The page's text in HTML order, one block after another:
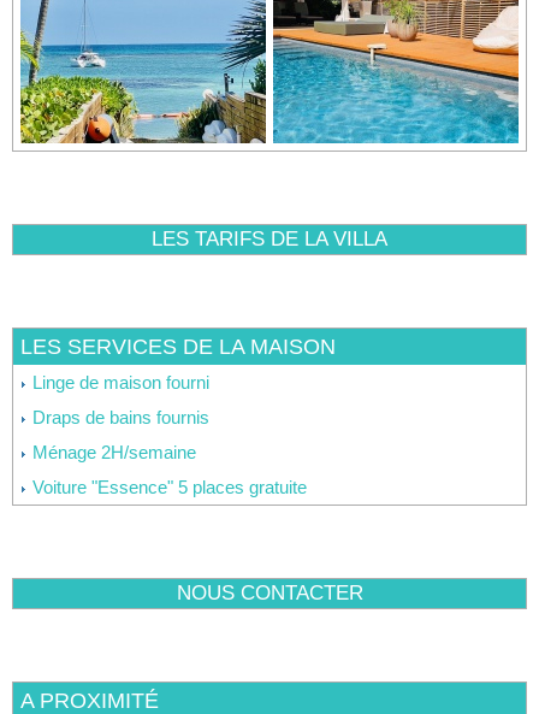
LES TARIFS DE LA VILLA
LES SERVICES DE LA MAISON
Linge de maison fourni
Draps de bains fournis
Ménage 2H/semaine
Voiture "Essence" 5 places gratuite
NOUS CONTACTER
A PROXIMITÉ